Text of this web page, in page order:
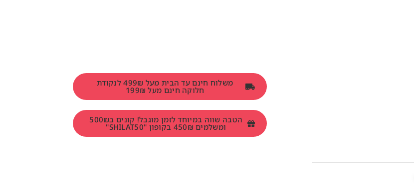
משלוח חינם עד הבית מעל 499₪ לנקודת
חלוקה חינם מעל 199₪
הטבה שווה במיוחד לזמן מוגבל! קונים ב500₪
ומשלמים 450₪ בקופון "SHILAT50"